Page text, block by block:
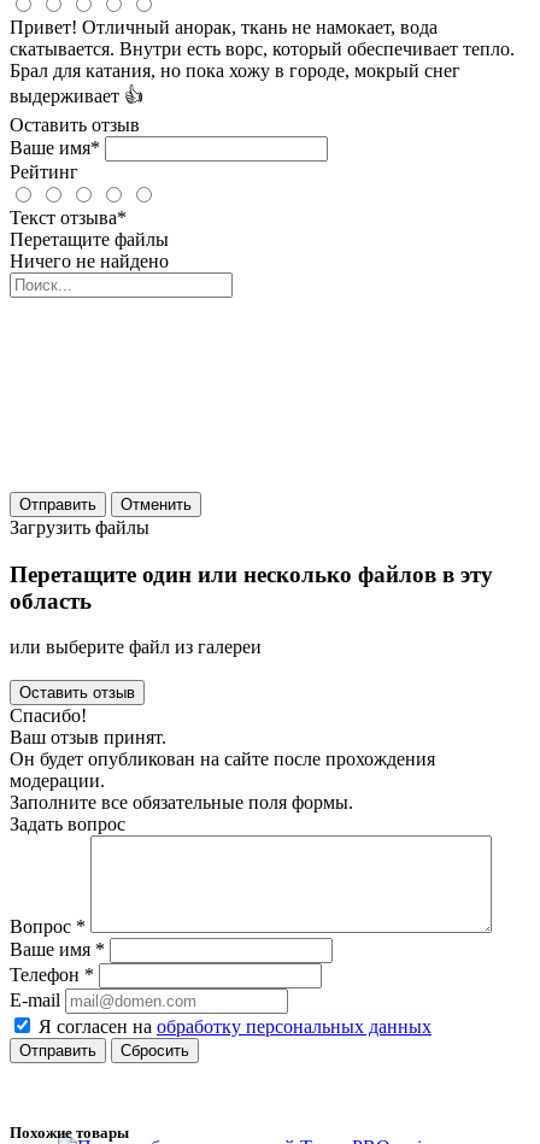
Привет! Отличный анорак, ткань не намокает, вода
скатывается. Внутри есть ворс, который обеспечивает тепло.
Брал для катания, но пока хожу в городе, мокрый снег
выдерживает 👍
Оставить отзыв
Ваше имя*
Рейтинг
Текст отзыва*
Перетащите файлы
Ничего не найдено
Отправить Отменить
Загрузить файлы
Перетащите один или несколько файлов в эту
область
или выберите файл из галереи
Спасибо!
Ваш отзыв принят.
Он будет опубликован на сайте после прохождения
модерации.
Заполните все обязательные поля формы.
Задать вопрос
Вопрос *
Ваше имя *
Телефон *
E-mail
Я согласен на обработку персональных данных
Сбросить
Похожие товары